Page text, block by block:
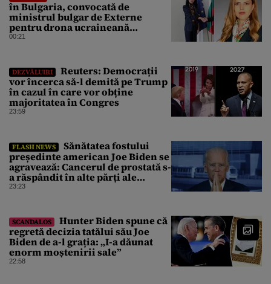
în Bulgaria, convocată de
ministrul bulgar de Externe
pentru drona ucraineană
prăbușită în apropierea
00:21
DEZVĂLUIRI
Reuters: Democrații
vor încerca să-l demită pe Trump
în cazul în care vor obține
majoritatea în Congres
23:59
FLASH NEWS
Sănătatea fostului
președinte american Joe Biden se
agravează: Cancerul de prostată s-
a răspândit în alte părți ale
corpului
23:23
SCANDALOS
Hunter Biden spune că
regretă decizia tatălui său Joe
Biden de a-l grația: „I-a dăunat
enorm moștenirii sale”
22:58